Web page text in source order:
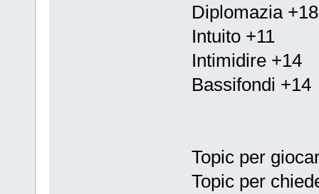
Diplomazia +18
Intuito +11
Intimidire +14
Bassifondi +14
Topic per
Topic per